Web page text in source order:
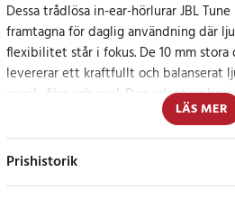
Dessa trådlösa in-ear-hörlurar JBL
framtagna för daglig användning där
flexibilitet står i fokus. De 10 mm stora
levererar ett kraftfullt och balanserat
musik, film och spel. Den adaptiva
möjligt att minska störande
gör att omgivningen enkelt kan
LÄS MER
Prishistorik